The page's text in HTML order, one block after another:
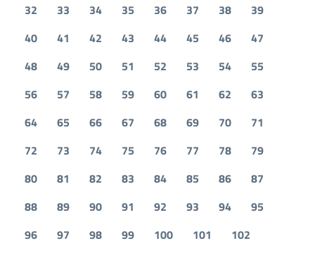
32
33 34 35 36 37 38
39
40
41 42 43 44 45 46
47
48
49 50 51 52 53 54
55
56
57 58 59 60 61 62
63
64
65 66 67 68 69 70
71
72
73 74 75 76 77 78
79
80
81 82 83 84 85 86
87
88
89 90 91 92 93 94
95
96
97 98 99 100 101
102